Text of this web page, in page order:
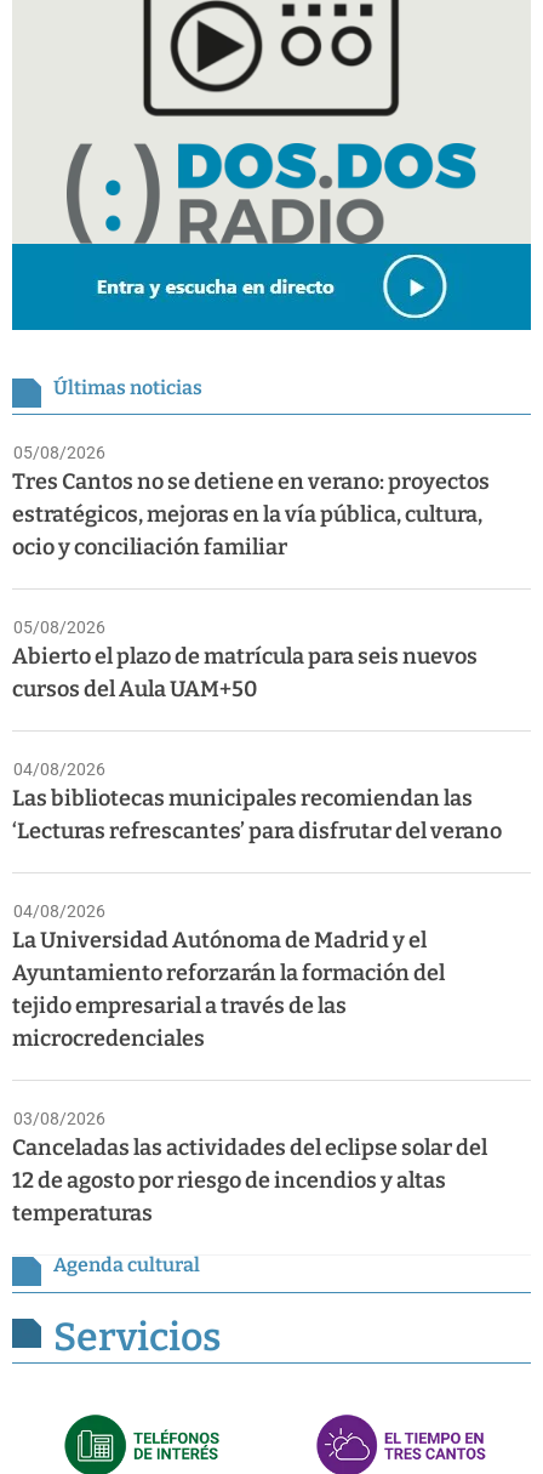
Últimas noticias
05/08/2026
Tres Cantos no se detiene en verano: proyectos
estratégicos, mejoras en la vía pública, cultura,
ocio y conciliación familiar
05/08/2026
Abierto el plazo de matrícula para seis nuevos
cursos del Aula UAM+50
04/08/2026
Las bibliotecas municipales recomiendan las
‘Lecturas refrescantes’ para disfrutar del verano
04/08/2026
La Universidad Autónoma de Madrid y el
Ayuntamiento reforzarán la formación del
tejido empresarial a través de las
microcredenciales
03/08/2026
Canceladas las actividades del eclipse solar del
12 de agosto por riesgo de incendios y altas
temperaturas
Agenda cultural
Servicios